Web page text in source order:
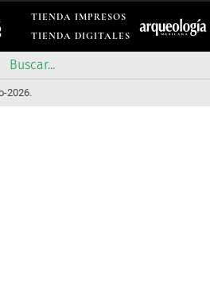
TIENDA IMPRESOS
TIENDA DIGITALES
2026.